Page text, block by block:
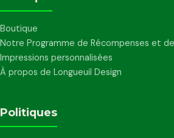
Boutique
Notre Programme de Récompenses et
Impressions personnalisées
À propos de Longueuil Design
Politiques